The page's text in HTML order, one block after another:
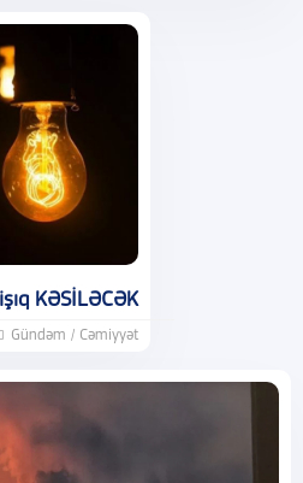
KƏSİLƏCƏK
Gündəm / Cəmiyyət